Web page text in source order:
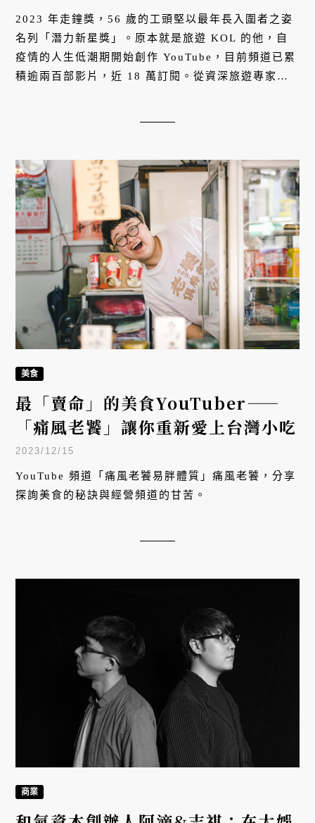
2023 年走鐘獎，56 歲的工頭堅以最年長入圍者之姿
名列「潛力新星獎」。原本就是旅遊 KOL 的他，自
疫情的人生低潮期開始創作 YouTube，目前頻道已累
積逾兩百部影片，近 18 萬訂閱。從資深旅遊專家轉
美食
最「賣命」的美食YouTuber——
「痛風老饕」讓你重新愛上台灣小吃
2023/12/15
YouTube 頻道「痛風老饕易胖體質」痛風老饕，分享
探詢美食的秘訣與經營頻道的甘苦。
商業